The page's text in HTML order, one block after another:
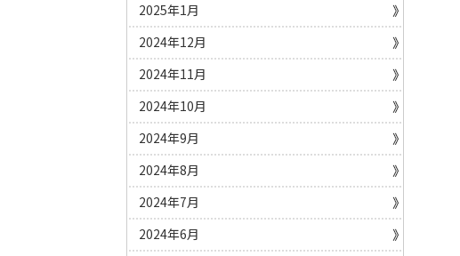
2025年1月
2024年12月
2024年11月
2024年10月
2024年9月
2024年8月
2024年7月
2024年6月